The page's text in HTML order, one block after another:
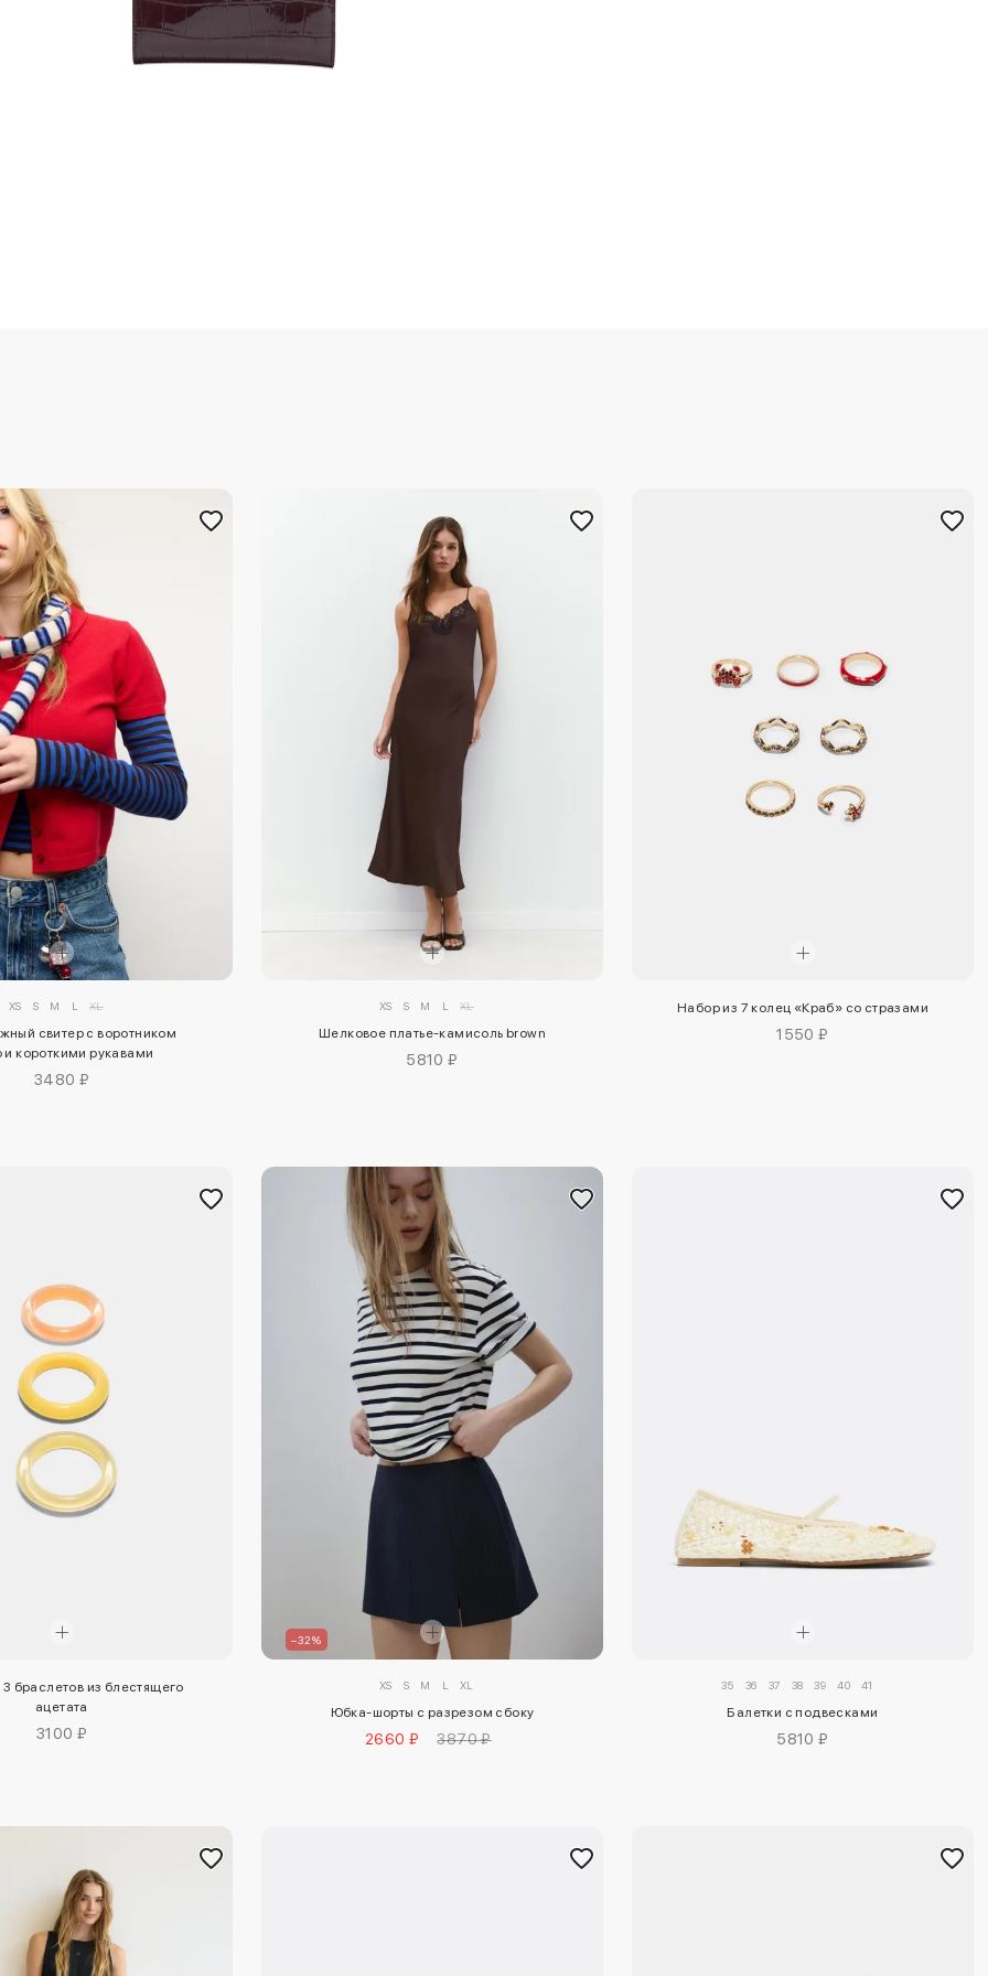
XS S M L XL
свитер с воротником
и короткими рукавами
3480 ₽
XS S M L XL
Шелковое платье-камисоль brown
5810 ₽
Набор из 7 колец «Краб» со стразами
1550 ₽
браслетов из блестящего
ацетата
3100 ₽
–32%
XS S M L XL
Юбка-шорты с разрезом сбоку
2660 ₽ 3870 ₽
35 36 37 38 39 40 41
Балетки с подвесками
5810 ₽